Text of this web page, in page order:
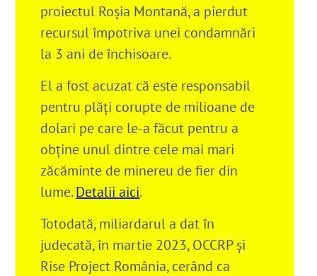
proiectul Roșia Montană, a pierdut
recursul împotriva unei condamnări
la 3 ani de închisoare.
El a fost acuzat că este responsabil
pentru plăți corupte de milioane de
dolari pe care le-a făcut pentru a
obține unul dintre cele mai mari
zăcăminte de minereu de fier din
lume.Detalii aici.
Totodată, miliardarul a dat în
judecată, în martie 2023, OCCRP și
Rise Project România, cerând ca